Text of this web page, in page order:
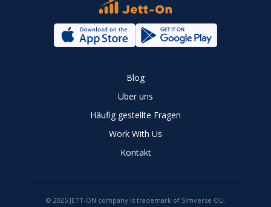
Blog
Über uns
Häufig gestellte Fragen
Work With Us
Kontakt
© 2025 JETT-ON company is trademark of Simverse OU.